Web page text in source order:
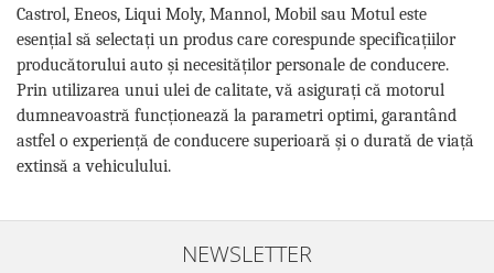
Castrol, Eneos, Liqui Moly, Mannol, Mobil sau Motul este
esențial să selectați un produs care corespunde specificațiilor
producătorului auto și necesităților personale de conducere.
Prin utilizarea unui ulei de calitate, vă asigurați că motorul
dumneavoastră funcționează la parametri optimi, garantând
astfel o experiență de conducere superioară și o durată de viață
extinsă a vehiculului.
NEWSLETTER